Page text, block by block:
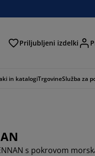
Priljubljeni izdelki
in katalogiTrgovineSlužba za
s pokrovom